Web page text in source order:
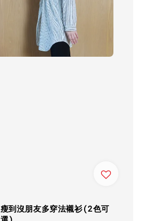
瘦到沒朋友多穿法襯衫(2色可